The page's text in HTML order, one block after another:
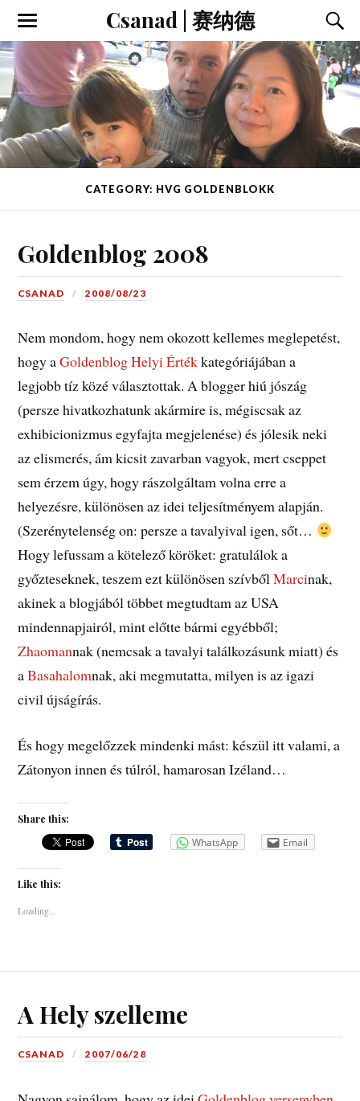
Csanad | 赛纳德
CATEGORY: HVG GOLDENBLOKK
Goldenblog 2008
CSANAD 2008/08/23
Nem mondom, hogy nem okozott kellemes meglepetést,
hogy aGoldenblog Helyi Értékkategóriájában a
legjobb tíz közé választottak. A blogger hiú jószág
(persze hivatkozhatunk akármire is, mégiscsak az
exhibicionizmus egyfajta megjelenése) és jólesik neki
az elismerés, ám kicsit zavarban vagyok, mert cseppet
sem érzem úgy, hogy rászolgáltam volna erre a
helyezésre, különösen az idei teljesítményem alapján.
(Szerénytelenség on: persze a tavalyival igen, sőt…
Hogy lefussam a kötelező köröket: gratulálok a
győzteseknek, teszem ezt különösen szívbőlMarcinak,
akinek a blogjából többet megtudtam az USA
mindennapjairól, mint előtte bármi egyébből;
Zhaomannak (nemcsak a tavalyi találkozásunk miatt) és
aBasahalomnak, aki megmutatta, milyen is az igazi
civil újságírás.
És hogy megelőzzek mindenki mást: készül itt valami, a
Zátonyon innen és túlról, hamarosan Izéland…
Share this:
WhatsApp Email
Like this:
Loading...
A Hely szelleme
CSANAD 2007/06/28